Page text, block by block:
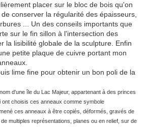
placer sur le bloc de bois qu'on
conserver la régularité des épaisseurs,
... Un des conseils importants que
sur le fin sillon à l'intersection des
la lisibilité globale de la sculpture. Enfin
petite plaque de cuivre portant mon
lime fine pour obtenir un bon poli de la
d'une île du Lac Majeur, appartenant à des princes
ont choisis ces anneaux comme symbole
ces anneaux à être copiés, déformés, gravés de
multiples représentations, planes ou en relief, sur de